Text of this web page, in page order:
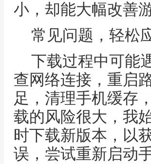
小，却能大幅改善
常见问题，轻松
下载过程中可能
查网络连接，重启
足，清理手机缓存
载的风险很大，我
时下载新版本，以
误，尝试重新启动